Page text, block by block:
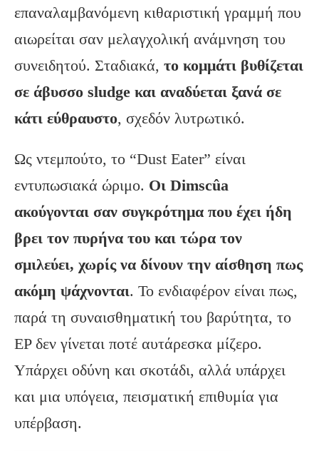
επαναλαμβανόμενη κιθαριστική γραμμή που
αιωρείται σαν μελαγχολική ανάμνηση του
συνειδητού. Σταδιακά, το κομμάτι βυθίζεται
σε άβυσσο sludge και αναδύεται ξανά σε
κάτι εύθραυστο, σχεδόν λυτρωτικό.
Ως ντεμπούτο, το “Dust Eater” είναι
εντυπωσιακά ώριμο. Οι Dimscûa
ακούγονται σαν συγκρότημα που έχει ήδη
βρει τον πυρήνα του και τώρα τον
σμιλεύει, χωρίς να δίνουν την αίσθηση πως
ακόμη ψάχνονται. Το ενδιαφέρον είναι πως,
παρά τη συναισθηματική του βαρύτητα, το
EP δεν γίνεται ποτέ αυτάρεσκα μίζερο.
Υπάρχει οδύνη και σκοτάδι, αλλά υπάρχει
και μια υπόγεια, πεισματική επιθυμία για
υπέρβαση.